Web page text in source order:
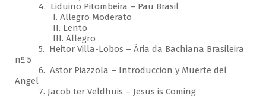
4. Liduino Pitombeira – Pau Brasil
I. Allegro Moderato
II. Lento
III. Allegro
5. Heitor Villa-Lobos – Ária da Bachiana Brasileira
nº 5
6. Astor Piazzola – Introduccion y Muerte del
Angel
7. Jacob ter Veldhuis – Jesus is Coming